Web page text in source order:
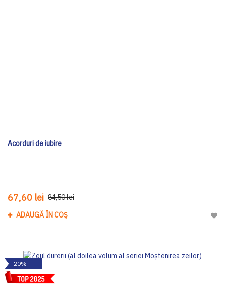
Acorduri de iubire
67,60 lei 84,50 lei
ADAUGĂ ÎN COȘ
-20%